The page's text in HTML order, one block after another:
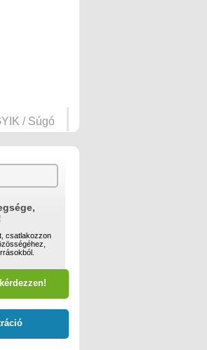
/ Súgó
csatlakozzon